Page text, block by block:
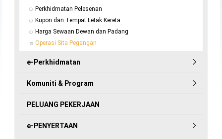
Perkhidmatan Pelesenan
Kupon dan Tempat Letak Kereta
Harga Sewaan Dewan dan Padang
Operasi Sita Pegangan
e-Perkhidmatan
Komuniti & Program
PELUANG PEKERJAAN
e-PENYERTAAN